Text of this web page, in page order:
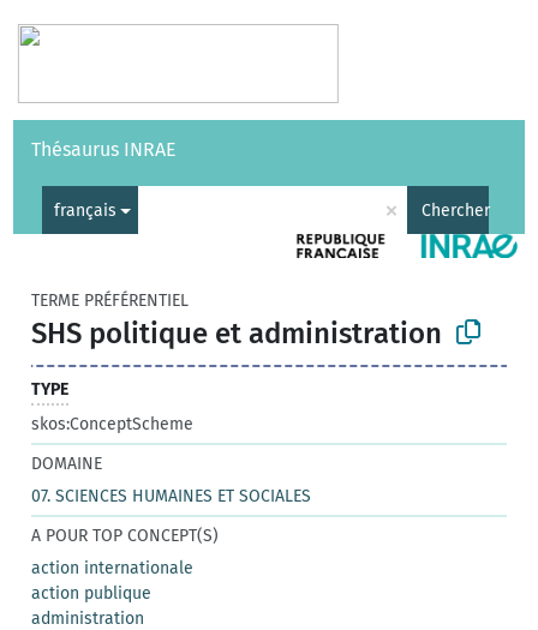
Vocabulaires API
Thésaurus INRAE
français × Chercher
TERME PRÉFÉRENTIEL
SHS politique et administration
TYPE
skos:ConceptScheme
DOMAINE
07. SCIENCES HUMAINES ET SOCIALES
A POUR TOP CONCEPT(S)
action internationale
action publique
administration